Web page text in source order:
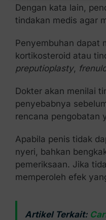
Dengan kata lain,
tindakan medis agar
Penyembuhan dapat
kortikosteroid atau
preputioplasty,
Dokter akan menilai
penyebabnya
rencana pengobatan
Apabila penis tidak
nyeri, bahkan
pemeriksaan. Jika
memperoleh efek
Artikel Terkait: